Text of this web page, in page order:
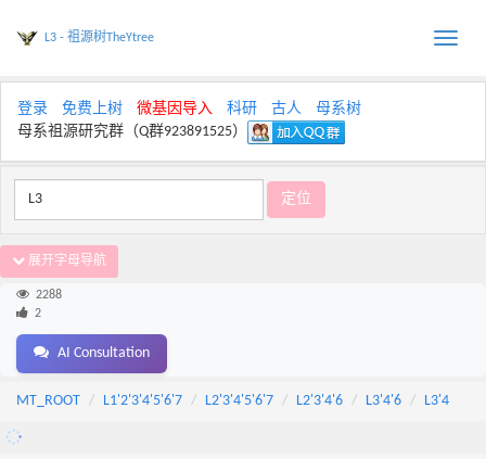
Toggle
L3 - 祖源树TheYtree
登录 免费上树 微基因导入 科研 古人
母系树
母系祖源研究群（Q群923891525）
展开字母导航
2288
2
AI Consultation
MT_ROOT L1'2'3'4'5'6'7 L2'3'4'5'6'7 L2'3'4'6 L3'4'6 L3'4